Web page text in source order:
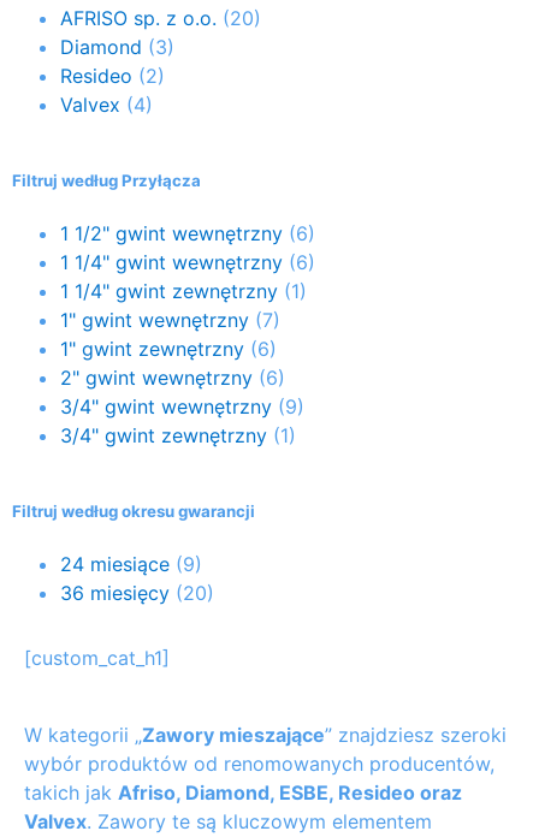
AFRISO sp. z o.o. (20)
Diamond (3)
Resideo (2)
Valvex (4)
Filtruj według Przyłącza
1 1/2" gwint wewnętrzny (6)
1 1/4" gwint wewnętrzny (6)
1 1/4" gwint zewnętrzny (1)
1" gwint wewnętrzny (7)
1" gwint zewnętrzny (6)
2" gwint wewnętrzny (6)
3/4" gwint wewnętrzny (9)
3/4" gwint zewnętrzny (1)
Filtruj według okresu gwarancji
24 miesiące (9)
36 miesięcy (20)
[custom_cat_h1]
W kategorii „Zawory mieszające” znajdziesz szeroki
wybór produktów od renomowanych producentów,
takich jak Afriso, Diamond, ESBE, Resideo oraz
Valvex. Zawory te są kluczowym elementem